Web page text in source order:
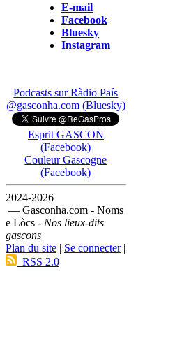
E-mail
Facebook
Bluesky
Instagram
Podcasts sur Ràdio País
@gasconha.com (Bluesky)
Esprit GASCON
(Facebook)
Couleur Gascogne
(Facebook)
2024-2026
— Gasconha.com - Noms
e Lòcs - Nos lieux-dits
gascons
Plan du site | Se connecter|
RSS 2.0